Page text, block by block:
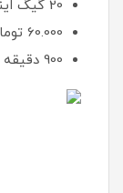
20 گیگ اینترنت 6 ماهه
60.000 تومان سقف اعتبار
900 دقیقه مکالمه رایگان با تمامی خطوط